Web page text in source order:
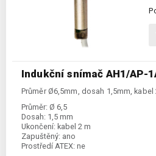
Indukční snímač AH1/AP-
Průměr Ø6,5mm, dosah 1,5mm, kabel
Průměr: Ø 6,5
Dosah: 1,5 mm
Ukončení: kabel 2 m
Zapuštěný: ano
Prostředí ATEX: ne